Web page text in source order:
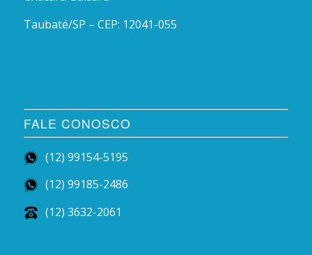
Taubaté/SP – CEP: 12041-055
FALE CONOSCO
(12) 99154-5195
(12) 99185-2486
(12) 3632-2061